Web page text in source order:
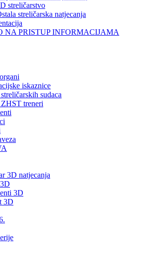
streličarstvo
streličarska natjecanja
NA PRISTUP INFORMACIJAMA
iskaznice
sudaca
treneri
3D natjecanja
3D
3D